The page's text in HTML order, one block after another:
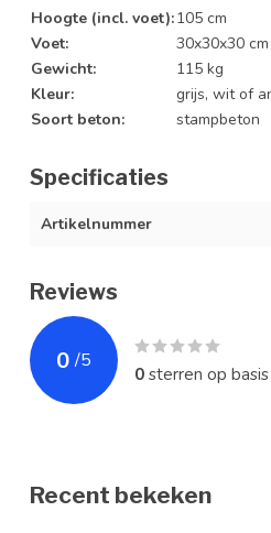
Hoogte (incl. voet):105 cm
Voet:
30x30x30 cm
Gewicht:
115 kg
Kleur:
grijs, wit of
Soort beton:
stampbeton
Specificaties
Artikelnummer
Reviews
0 /5
0sterren op
Recent bekeken